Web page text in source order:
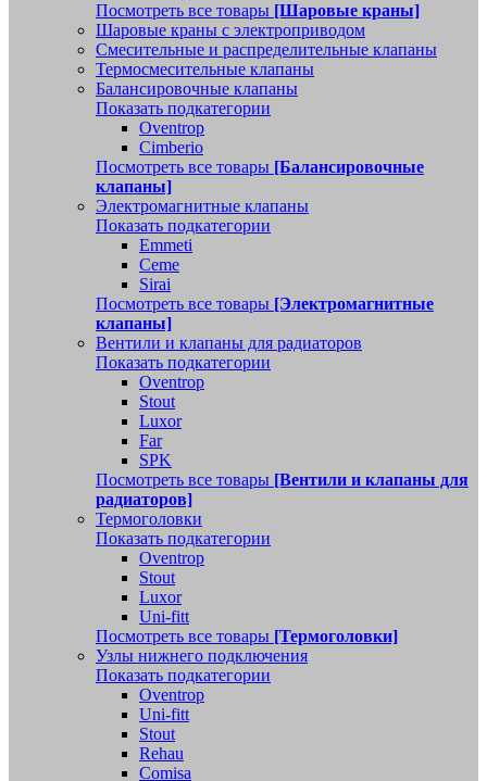
Посмотреть все товары [Шаровые краны]
Шаровые краны с электроприводом
Смесительные и распределительные клапаны
Термосмесительные клапаны
Балансировочные клапаны
Показать подкатегории
Oventrop
Cimberio
Посмотреть все товары [Балансировочные
клапаны]
Электромагнитные клапаны
Показать подкатегории
Emmeti
Ceme
Sirai
Посмотреть все товары [Электромагнитные
клапаны]
Вентили и клапаны для радиаторов
Показать подкатегории
Oventrop
Stout
Luxor
Far
SPK
Посмотреть все товары [Вентили и клапаны для
радиаторов]
Термоголовки
Показать подкатегории
Oventrop
Stout
Luxor
Uni-fitt
Посмотреть все товары [Термоголовки]
Узлы нижнего подключения
Показать подкатегории
Oventrop
Uni-fitt
Stout
Rehau
Comisa